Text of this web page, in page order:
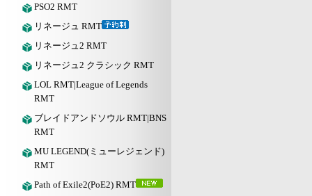
PSO2 RMT
リネージュ RMT
リネージュ2 RMT
リネージュ2 クラシック RMT
LOL RMT|League of Legends
RMT
ブレイドアンドソウル RMT|BNS
RMT
MU LEGEND(ミューレジェンド)
RMT
Path of Exile2(PoE2) RMT